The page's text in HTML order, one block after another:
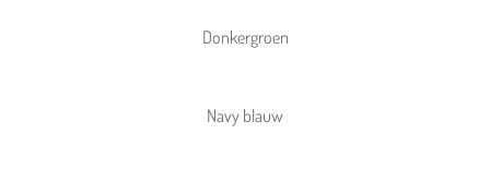
Donkergroen
Navy blauw